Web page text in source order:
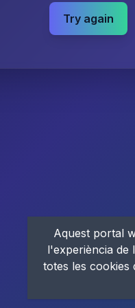
Try again
Aquest portal
l'experiència de
totes les cookies